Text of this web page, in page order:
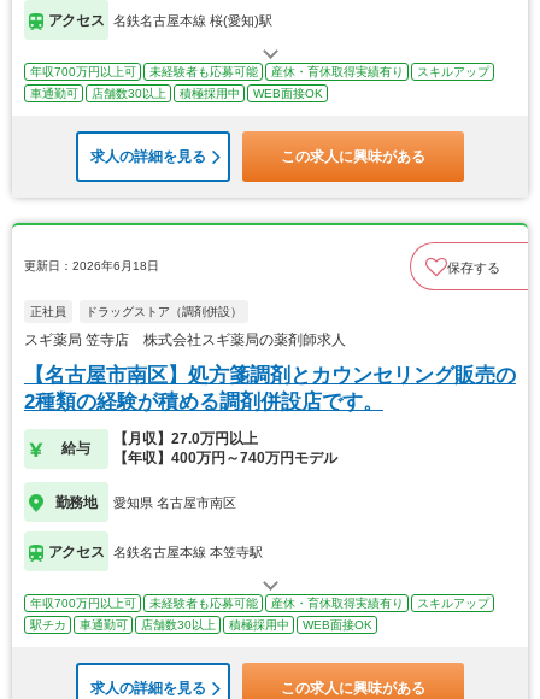
アクセス 名鉄名古屋本線 桜(愛知)駅
年収700万円以上可 未経験者も応募可能 産休・育休取得実績有り
スキルアップ
車通勤可
店舗数30以上 積極採用中 WEB面接OK
求人の詳細を見る この求人に興味がある
更新日：2026年6月18日 保存する
正社員 ドラッグストア（調剤併設）
スギ薬局 笠寺店 株式会社スギ薬局の薬剤師求人
【名古屋市南区】処方箋調剤とカウンセリング販売の
2種類の経験が積める調剤併設店です。
給与
【月収】27.0万円以上
【年収】400万円～740万円モデル
勤務地 愛知県 名古屋市南区
アクセス 名鉄名古屋本線 本笠寺駅
年収700万円以上可 未経験者も応募可能 産休・育休取得実績有り
スキルアップ
駅チカ
車通勤可 店舗数30以上 積極採用中 WEB面接OK
求人の詳細を見る この求人に興味がある